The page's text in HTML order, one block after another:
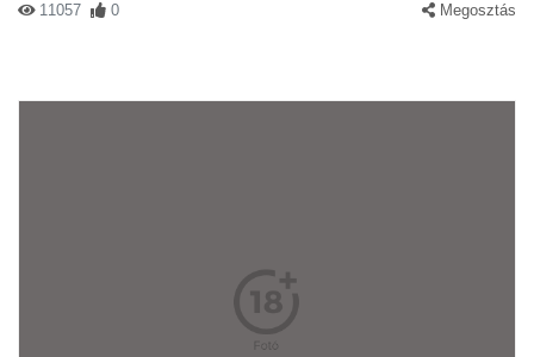
11057 0 Megosztás